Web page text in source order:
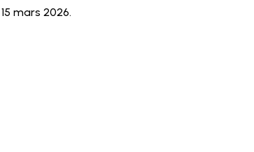
mars 2026.